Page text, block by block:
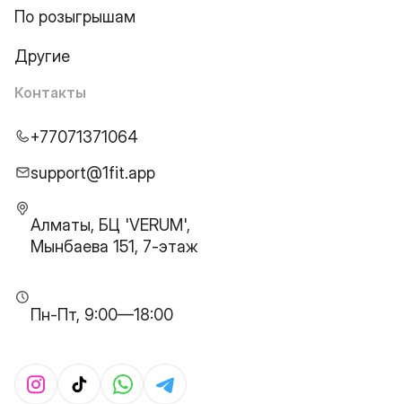
По розыгрышам
Другие
Контакты
+77071371064
support@1fit.app
Алматы, БЦ 'VERUM',
Мынбаева 151, 7-этаж
Пн-Пт, 9:00—18:00